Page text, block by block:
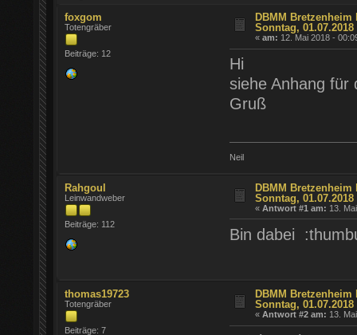
foxgom
Totengräber
Beiträge: 12
DBMM Bretzenheim
Sonntag, 01.07.2018
«am: 12. Mai 2018 -
Hi
siehe Anhang für
Gruß
Neil
Rahgoul
Leinwandweber
Beiträge: 112
DBMM Bretzenheim
Sonntag, 01.07.2018
«Antwort #1 am: 13.
Bin dabei
thomas19723
Totengräber
Beiträge: 7
DBMM Bretzenheim
Sonntag, 01.07.2018
«Antwort #2 am: 13.